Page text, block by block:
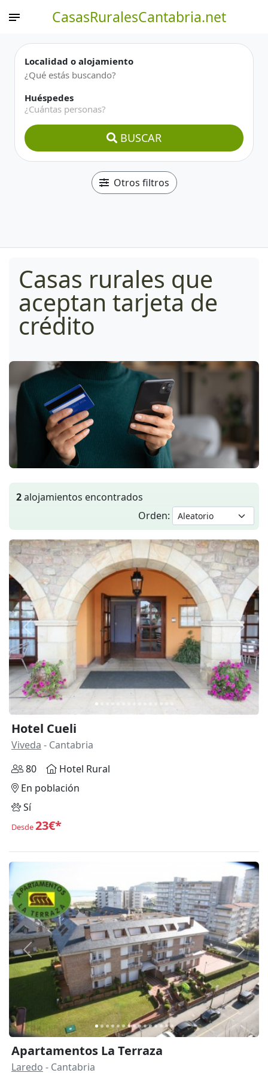
CasasRuralesCantabria.net
Localidad o alojamiento
Huéspedes
¿Cuántas personas?
BUSCAR
Otros filtros
Casas rurales que
aceptan tarjeta de
crédito
2alojamientos encontrados
Orden:
Anterior
Hotel Cueli
Viveda - Cantabria
80
Hotel Rural
En población
Sí
Desde23€*
Anterior
Apartamentos La Terraza
Laredo - Cantabria